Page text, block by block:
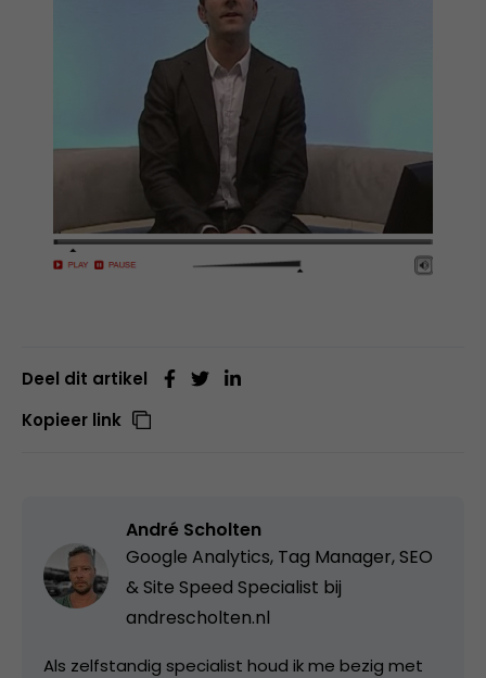
Deel dit artikel
Kopieer link
André Scholten
Google Analytics, Tag Manager, SEO
& Site Speed Specialist bij
andrescholten.nl
Als zelfstandig specialist houd ik me bezig met